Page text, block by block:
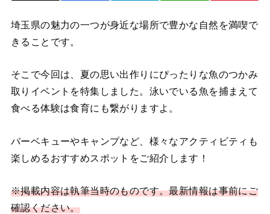
埼玉県の魅力の一つが身近な場所で豊かな自然を満喫で
きることです。
そこで今回は、夏の思い出作りにぴったりな魚のつかみ
取りイベントを特集しました。泳いでいる魚を捕まえて
食べる体験は食育にも繋がりますよ。
バーベキューやキャンプなど、様々なアクティビティも
楽しめる おすすめスポットをご紹介します！
※掲載内容は執筆当時のものです。最新情報は事前にご
確認ください。